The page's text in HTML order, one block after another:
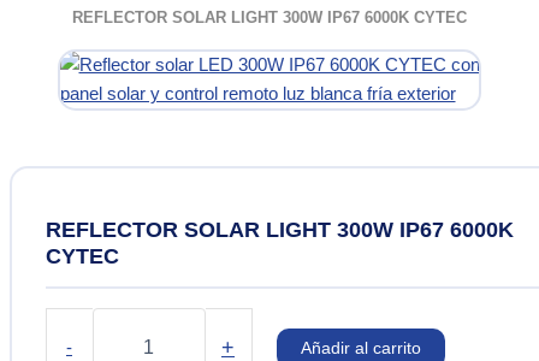
REFLECTOR SOLAR LIGHT 300W IP67 6000K CYTEC
REFLECTOR SOLAR LIGHT 300W IP67 6000K
CYTEC
- + Añadir al carrito